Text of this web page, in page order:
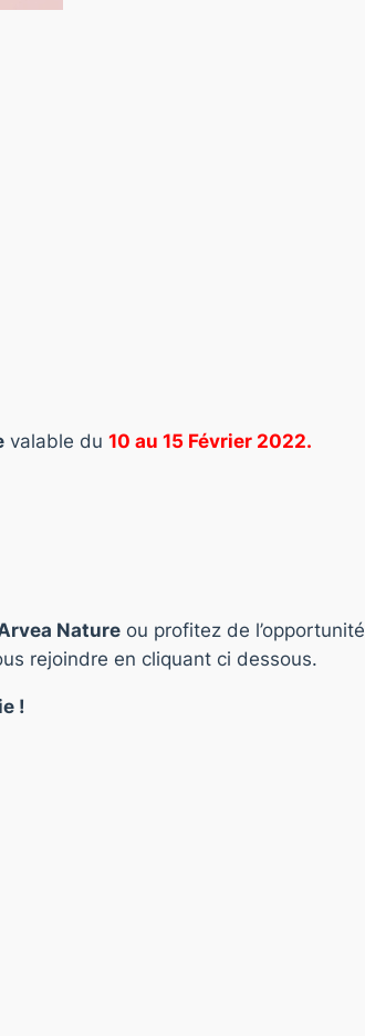
valable du 10 au 15 Février 2022.
Nature ou profitez de l’opportunité
rejoindre en cliquant ci dessous.
!